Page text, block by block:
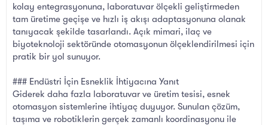
kolay entegrasyonuna, laboratuvar ölçekli geliştirmeden
tam üretime geçişe ve hızlı iş akışı adaptasyonuna olanak
tanıyacak şekilde tasarlandı. Açık mimari, ilaç ve
biyoteknoloji sektöründe otomasyonun ölçeklendirilmesi için
pratik bir yol sunuyor.
### Endüstri İçin Esneklik İhtiyacına Yanıt
Giderek daha fazla laboratuvar ve üretim tesisi, esnek
otomasyon sistemlerine ihtiyaç duyuyor. Sunulan çözüm,
taşıma ve robotiklerin gerçek zamanlı koordinasyonu ile